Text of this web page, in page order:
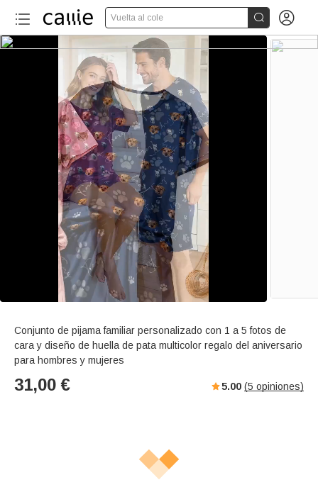
Vuelta al cole  
Conjunto de pijama familiar personalizado con 1 a 5 fotos de
cara y diseño de huella de pata multicolor regalo del aniversario
para hombres y mujeres
31,00 € 5.00 (5 opiniones)